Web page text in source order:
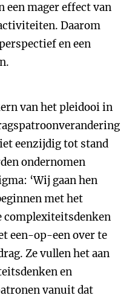
een mager effect van
Daarom
en een
van het pleidooi in
eenzijdig tot stand
ondernomen
‘Wij gaan hen
met het
complexiteitsdenken
een-op-een over te
Ze vullen het aan
en
vanuit dat